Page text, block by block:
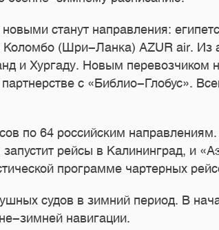
станут направления:
(Шри-Ланка) AZUR air. Из
и Хургаду. Новым перевозчиком
с «Библио-Глобус».
по 64 российским
рейсы в Калининград, и
программе чартерных
судов в зимний период. В
зимней навигации.